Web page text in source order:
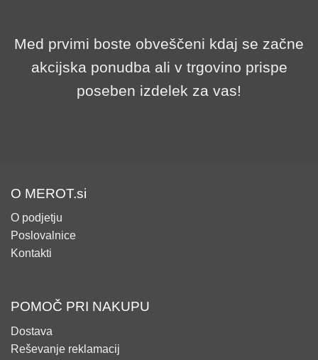
Med prvimi boste obveščeni kdaj se začne
akcijska ponudba ali v trgovino prispe
poseben izdelek za vas!
O MEROT.si
O podjetju
Poslovalnice
Kontakti
POMOČ PRI NAKUPU
Dostava
Reševanje reklamacij